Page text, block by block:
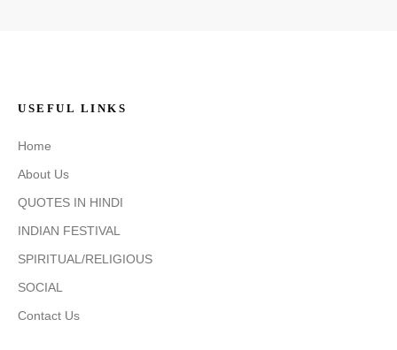
USEFUL LINKS
Home
About Us
QUOTES IN HINDI
INDIAN FESTIVAL
SPIRITUAL/RELIGIOUS
SOCIAL
Contact Us